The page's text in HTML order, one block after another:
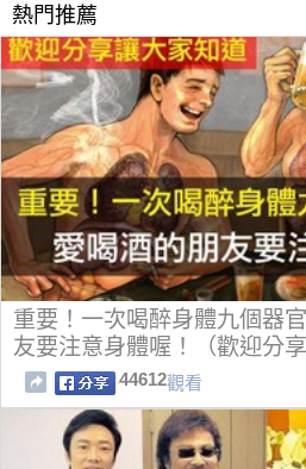
熱門推薦
重要！一次喝醉身體九個器
友要注意身體喔！（歡迎分享
44612觀看